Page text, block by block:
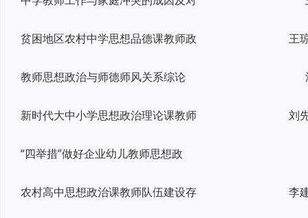
贫困地区农村中学思想品德课教师政
教师思想政治与师德师风关系综论
新时代大中小学思想政治理论课教师 刘
“四举措”做好企业幼儿教师思想政
农村高中思想政治课教师队伍建设存